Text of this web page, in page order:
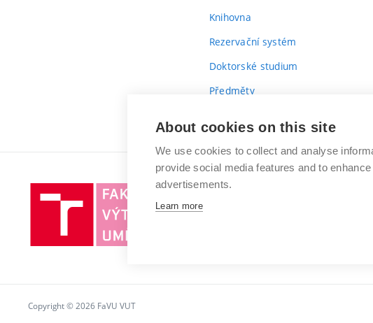
Knihovna
Rezervační systém
Doktorské studium
Předměty
Vysoké
Copyright © 2026 FaVU VUT
About cookies on this site
We use cookies to collect and analyse
provide social media features and to
advertisements.
Learn more